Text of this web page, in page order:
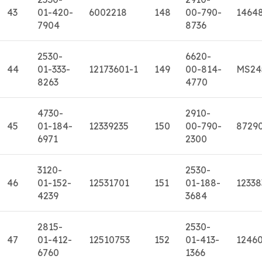
43
01-420-
7904
6002218 148
00-790-
8736
44
2530-
01-333-
8263
12173601-1 149
6620-
00-814-
4770
45
4730-
01-184-
6971
12339235 150
2910-
00-790-
2300
46
3120-
01-152-
4239
12531701 151
2530-
01-188-
3684
47
2815-
01-412-
6760
12510753 152
2530-
01-413-
1366